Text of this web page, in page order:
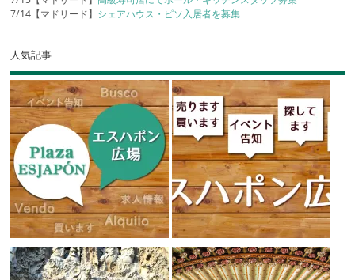
7/14【マドリード】 シェアハウス・ピソ入居者を募集
人気記事